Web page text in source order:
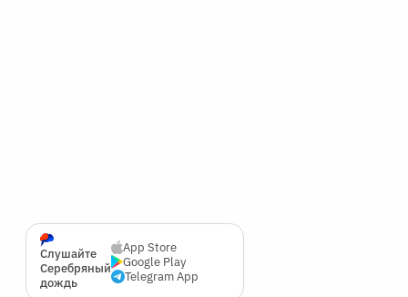
Слушайте
Серебряный
дождь
App Store
Google Play
Telegram App